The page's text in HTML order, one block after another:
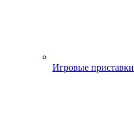
Игровые приставки